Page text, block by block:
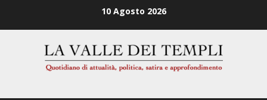
10 Agosto 2026